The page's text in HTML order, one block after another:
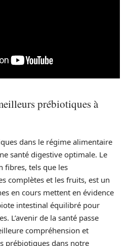
prébiotiques à
dans le régime alimentaire
santé digestive optimale. Le
fibres, tels que les
complètes et les fruits, est un
en cours mettent en évidence
intestinal équilibré pour
L’avenir de la santé passe
compréhension et
prébiotiques dans notre